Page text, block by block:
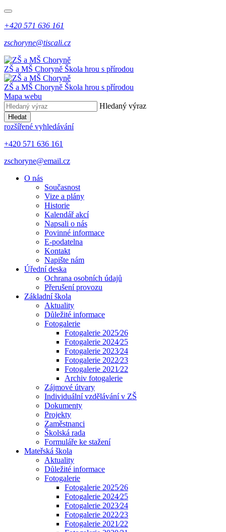
+420 571 636 161
zschoryne@tiscali.cz
ZŠ a MŠ Choryně Škola hrou s přírodou
ZŠ a MŠ Choryně Škola hrou s přírodou
Mapa webu
Hledaný výraz
Hledat
rozšířené vyhledávání
+420 571 636 161
zschoryne@email.cz
O nás
Současnost
Vize a plány
Historie
Kalendář akcí
Napsali o nás
Povinné informace
E-podatelna
Kontakt
Napište nám
Úřední deska
Ochrana osobních údajů
Přerušení provozu
Základní škola
Aktuality
Důležité informace
Fotogalerie
Fotogalerie 2025⁄26
Fotogalerie 2024⁄25
Fotogalerie 2023⁄24
Fotogalerie 2022⁄23
Fotogalerie 2021⁄22
Archiv fotogalerie
Zájmové útvary
Individuální vzdělávání v ZŠ
Dokumenty
Projekty
Zaměstnanci
Školská rada
Formuláře ke stažení
Mateřská škola
Aktuality
Důležité informace
Fotogalerie
Fotogalerie 2025⁄26
Fotogalerie 2024⁄25
Fotogalerie 2023⁄24
Fotogalerie 2022⁄23
Fotogalerie 2021⁄22